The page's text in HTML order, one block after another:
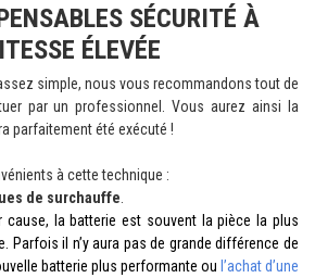
SÉCURITÉ À
ÉLEVÉE
simple, nous vous recommandons tout de
par un professionnel. Vous aurez ainsi la
parfaitement été exécuté !
à cette technique :
de surchauffe
cause, la batterie est souvent la pièce la plus
Parfois il n’y aura pas de grande différence de
batterie plus performante ou l’achat d’une